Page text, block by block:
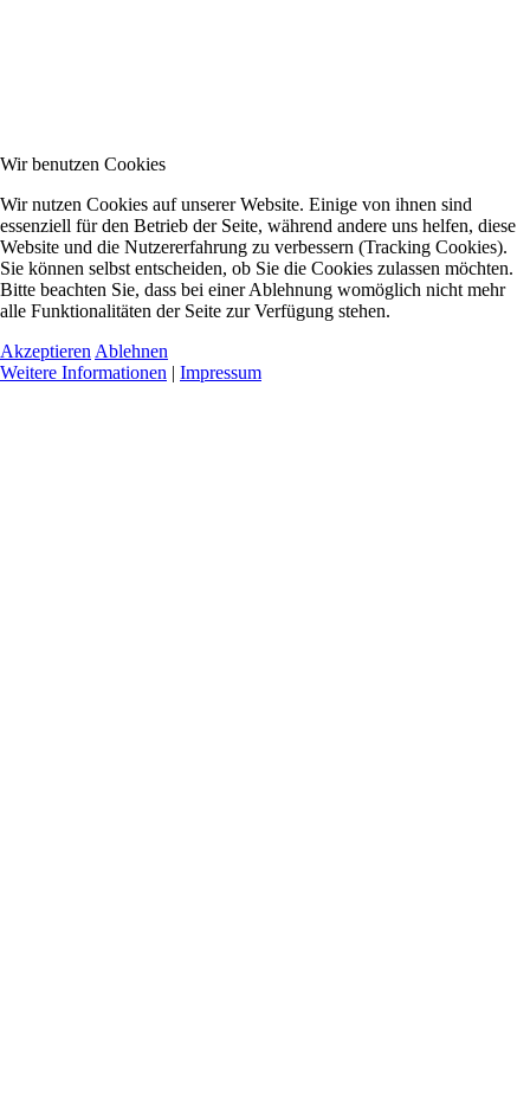
Wir benutzen Cookies
Wir nutzen Cookies auf unserer Website. Einige von ihnen sind
essenziell für den Betrieb der Seite, während andere uns helfen, diese
Website und die Nutzererfahrung zu verbessern (Tracking Cookies).
Sie können selbst entscheiden, ob Sie die Cookies zulassen möchten.
Bitte beachten Sie, dass bei einer Ablehnung womöglich nicht mehr
alle Funktionalitäten der Seite zur Verfügung stehen.
Akzeptieren Ablehnen
Weitere Informationen | Impressum